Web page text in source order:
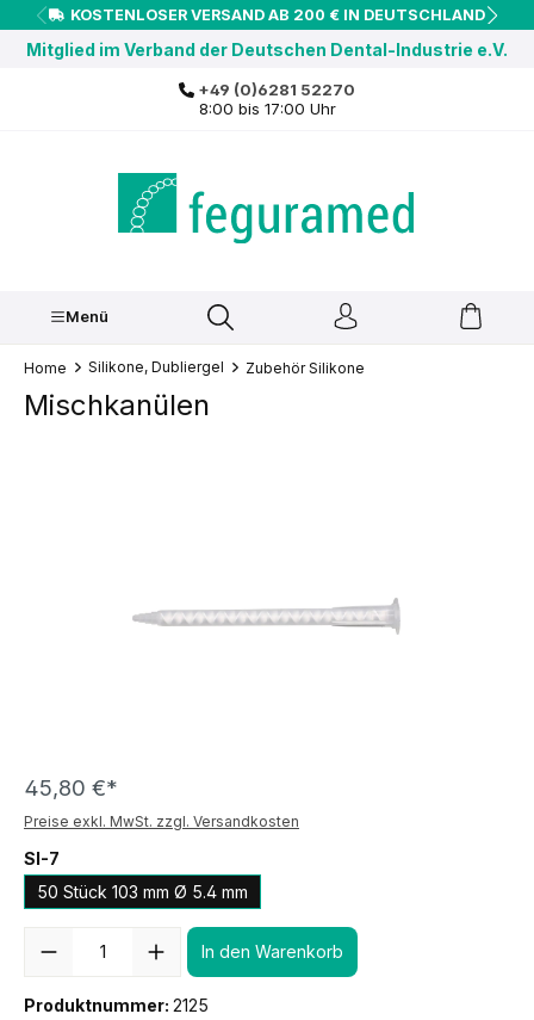
springen
KOSTENLOSER VERSAND AB 200 € IN DEUTSCHLAND
Mitglied im Verband der Deutschen Dental-Industrie e.V.
+49 (0)6281 52270
8:00 bis 17:00 Uhr
Menü
Home Silikone, Dubliergel Zubehör Silikone
Mischkanülen
45,80 €*
Preise exkl. MwSt. zzgl. Versandkosten
SI-7
50 Stück 103 mm Ø 5.4 mm
In den Warenkorb
Produktnummer: 2125